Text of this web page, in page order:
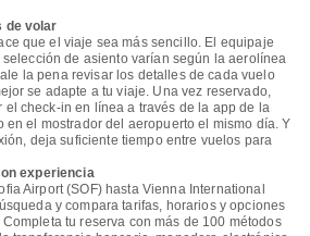
de volar
que el viaje sea más sencillo. El equipaje
de asiento varían según la aerolínea
la pena revisar los detalles de cada vuelo
se adapte a tu viaje. Una vez reservado,
el check-in en línea a través de la app de la
en el mostrador del aeropuerto el mismo día. Y
deja suficiente tiempo entre vuelos para
experiencia
Airport (SOF) hasta Vienna International
y compara tarifas, horarios y opciones
tu reserva con más de 100 métodos